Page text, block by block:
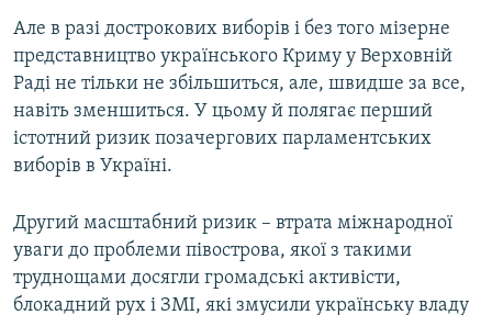
Але в разі дострокових виборів і без того мізерне
представництво українського Криму у Верховній
Раді не тільки не збільшиться, але, швидше за все,
навіть зменшиться. У цьому й полягає перший
істотний ризик позачергових парламентських
виборів в Україні.
Другий масштабний ризик – втрата міжнародної
уваги до проблеми півострова, якої з такими
труднощами досягли громадські активісти,
блокадний рух і ЗМІ, які змусили українську владу